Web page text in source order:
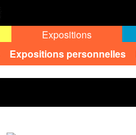
Expositions
Expositions personnelles